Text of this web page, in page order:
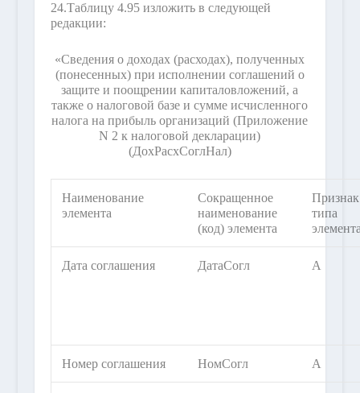
24.Таблицу 4.95 изложить в следующей
редакции:
«Сведения о доходах (расходах), полученных
(понесенных) при исполнении соглашений о
защите и поощрении капиталовложений, а
также о налоговой базе и сумме исчисленного
налога на прибыль организаций (Приложение
N 2 к налоговой декларации)
(ДохРасхСоглНал)
Наименование
элемента
Сокращенное
наименование
(код) элемента
Признак
типа
Дата соглашения ДатаСогл А
Номер соглашения НомСогл А